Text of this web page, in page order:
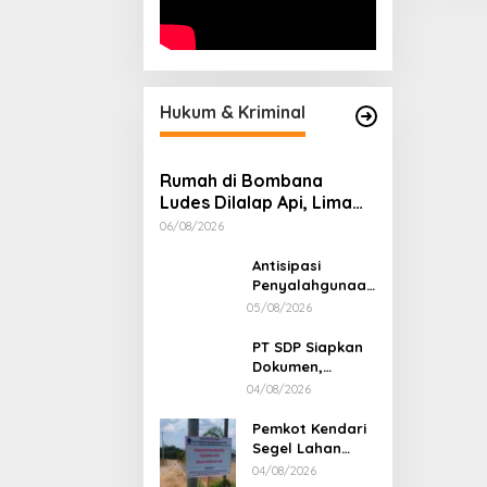
Hukum & Kriminal
Rumah di Bombana
Ludes Dilalap Api, Lima
Orang Satu Keluarga
06/08/2026
Antisipasi
Penyalahgunaan
BBM Subsidi,
Unaaha Cek
Langsung
Pengisian di
05/08/2026
PT SDP Siapkan
Dokumen,
Pendemo Tak
Tantangan Adu
Data
04/08/2026
Pemkot Kendari
Segel Lahan
Sengketa di
04/08/2026